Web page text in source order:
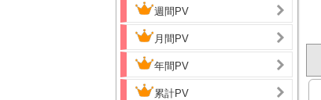
週間PV
月間PV
年間PV
累計PV